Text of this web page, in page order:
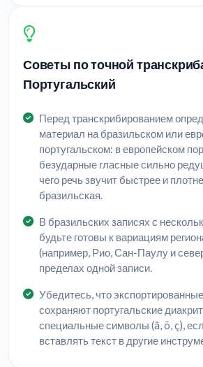
Советы по точной
Португальский
Перед транскрибированием
материал на бразильском или
португальском: в европейском
безударные гласные сильно
чего речь звучит быстрее и
бразильская.
В бразильских записях с
будьте готовы к вариациям
(например, Рио, Сан-Паулу и
пределах одной записи.
Убедитесь, что
сохраняют португальские
специальные символы (ã, õ, ç),
вставлять текст в другие